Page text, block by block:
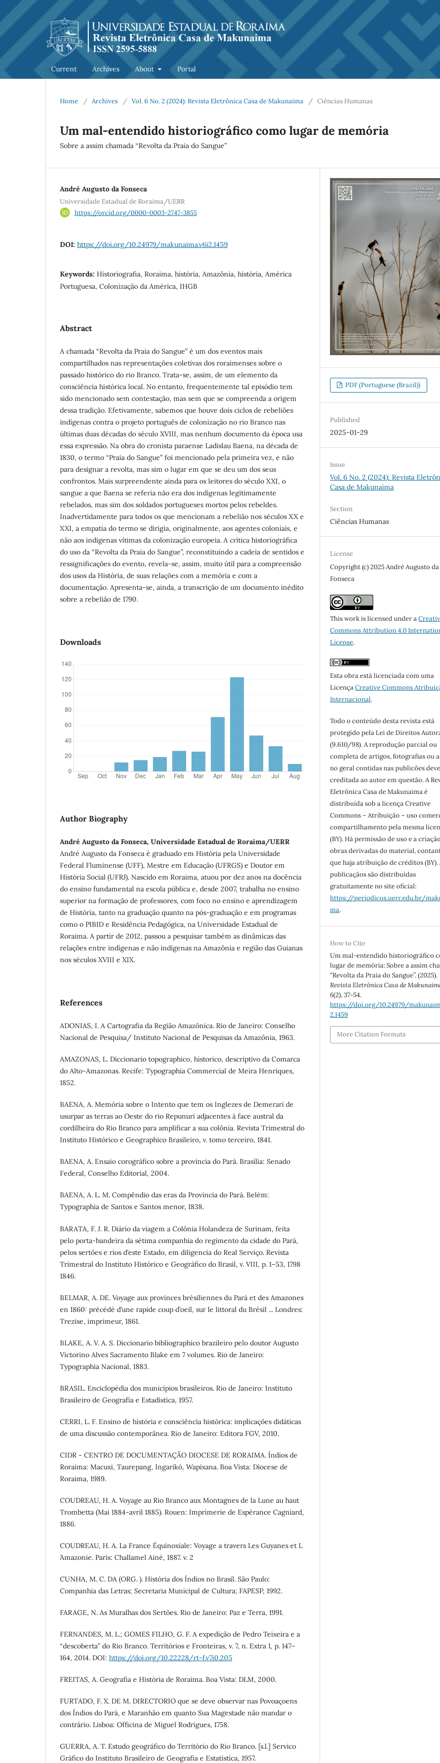
Current Archives About Portal
Home / Archives / Vol. 6 No. 2 (2024): Revista Eletrônica Casa de Makunaima / Ciências Humanas
Um mal-entendido historiográfico como lugar de memória
Sobre a assim chamada “Revolta da Praia do Sangue”
André Augusto da Fonseca
Universidade Estadual de Roraima/UERR
https://orcid.org/0000-0003-2747-3855
DOI: https://doi.org/10.24979/makunaima.v6i2.1459
Keywords: Historiografia, Roraima, história, Amazônia, história, América
Portuguesa, Colonização da América, IHGB
Abstract
A chamada “Revolta da Praia do Sangue” é um dos eventos mais
compartilhados nas representações coletivas dos roraimenses sobre o
passado histórico do rio Branco. Trata-se, assim, de um elemento da
consciência histórica local. No entanto, frequentemente tal episódio tem
sido mencionado sem contestação, mas sem que se compreenda a origem
dessa tradição. Efetivamente, sabemos que houve dois ciclos de rebeliões
indígenas contra o projeto português de colonização no rio Branco nas
últimas duas décadas do século XVIII, mas nenhum documento da época usa
essa expressão. Na obra do cronista paraense Ladislau Baena, na década de
1830, o termo “Praia do Sangue” foi mencionado pela primeira vez, e não
para designar a revolta, mas sim o lugar em que se deu um dos seus
confrontos. Mais surpreendente ainda para os leitores do século XXI, o
sangue a que Baena se referia não era dos indígenas legitimamente
rebelados, mas sim dos soldados portugueses mortos pelos rebeldes.
Inadvertidamente para todos os que mencionam a rebelião nos séculos XX e
XXI, a empatia do termo se dirigia, originalmente, aos agentes coloniais, e
não aos indígenas vítimas da colonização europeia. A crítica historiográfica
do uso da “Revolta da Praia do Sangue”, reconstituindo a cadeia de sentidos e
ressignificações do evento, revela-se, assim, muito útil para a compreensão
dos usos da História, de suas relações com a memória e com a
documentação. Apresenta-se, ainda, a transcrição de um documento inédito
sobre a rebelião de 1790.
Downloads
Author Biography
André Augusto da Fonseca, Universidade Estadual de Roraima/UERR
André Augusto da Fonseca é graduado em História pela Universidade
Federal Fluminense (UFF), Mestre em Educação (UFRGS) e Doutor em
História Social (UFRJ). Nascido em Roraima, atuou por dez anos na docência
do ensino fundamental na escola pública e, desde 2007, trabalha no ensino
superior na formação de professores, com foco no ensino e aprendizagem
de História, tanto na graduação quanto na pós-graduação e em programas
como o PIBID e Residência Pedagógica, na Universidade Estadual de
Roraima. A partir de 2012, passou a pesquisar também as dinâmicas das
relações entre indígenas e não indígenas na Amazônia e região das Guianas
nos séculos XVIII e XIX.
References
ADONIAS, I. A Cartografia da Região Amazônica. Rio de Janeiro: Conselho
Nacional de Pesquisa/ Instituto Nacional de Pesquisas da Amazônia, 1963.
AMAZONAS, L. Diccionario topographico, historico, descriptivo da Comarca
do Alto-Amazonas. Recife: Typographia Commercial de Meira Henriques,
1852.
BAENA, A. Memória sobre o Intento que tem os Inglezes de Demerari de
usurpar as terras ao Oeste do rio Repunuri adjacentes á face austral da
cordilheira do Rio Branco para amplificar a sua colônia. Revista Trimestral do
Instituto Histórico e Geographico Brasileiro, v. tomo terceiro, 1841.
BAENA, A. Ensaio corográfico sobre a província do Pará. Brasília: Senado
Federal, Conselho Editorial, 2004.
BAENA, A. L. M. Compêndio das eras da Província do Pará. Belém:
Typographia de Santos e Santos menor, 1838.
BARATA, F. J. R. Diário da viagem a Colônia Holandeza de Surinam, feita
pelo porta-bandeira da sétima companhia do regimento da cidade do Pará,
pelos sertões e rios d’este Estado, em diligencia do Real Serviço. Revista
Trimestral do Instituto Histórico e Geográfico do Brasil, v. VIII, p. 1–53, 1798
1846.
BELMAR, A. DE. Voyage aux provinces brésiliennes du Pará et des Amazones
en 1860: précédé d’une rapide coup d’oeil, sur le littoral du Brésil ... Londres:
Trezise, imprimeur, 1861.
BLAKE, A. V. A. S. Diccionario bibliographico brazileiro pelo doutor Augusto
Victorino Alves Sacramento Blake em 7 volumes. Rio de Janeiro:
Typographia Nacional, 1883.
BRASIL. Enciclopédia dos municípios brasileiros. Rio de Janeiro: Instituto
Brasileiro de Geografía e Estadística, 1957.
CERRI, L. F. Ensino de história e consciência histórica: implicações didáticas
de uma discussão contemporânea. Rio de Janeiro: Editora FGV, 2010.
CIDR - CENTRO DE DOCUMENTAÇÃO DIOCESE DE RORAIMA. Índios de
Roraima: Macuxi, Taurepang, Ingarikó, Wapixana. Boa Vista: Diocese de
Roraima, 1989.
COUDREAU, H. A. Voyage au Rio Branco aux Montagnes de la Lune au haut
Trombetta (Mai 1884-avril 1885). Rouen: Imprimerie de Espèrance Cagniard,
1886.
COUDREAU, H. A. La France Équinoxiale: Voyage a travers Les Guyanes et L
´Amazonie. Paris: Challamel Ainé, 1887. v. 2
CUNHA, M. C. DA (ORG. ). História dos Índios no Brasil. São Paulo:
Companhia das Letras; Secretaria Municipal de Cultura; FAPESP, 1992.
FARAGE, N. As Muralhas dos Sertões. Rio de Janeiro: Paz e Terra, 1991.
FERNANDES, M. L.; GOMES FILHO, G. F. A expedição de Pedro Teixeira e a
“descoberta” do Rio Branco. Territórios e Fronteiras, v. 7, n. Extra 1, p. 147–
164, 2014. DOI: https://doi.org/10.22228/rt-f.v7i0.205
FREITAS, A. Geografia e História de Roraima. Boa Vista: DLM, 2000.
FURTADO, F. X. DE M. DIRECTORIO que se deve observar nas Povoaçoens
dos Índios do Pará, e Maranhão em quanto Sua Magestade não mandar o
contrário. Lisboa: Officina de Miguel Rodrigues, 1758.
GUERRA, A. T. Estudo geográfico do Território do Rio Branco. [s.l.] Servico
Gráfico do Instituto Brasileiro de Geografia e Estatística, 1957.
PDF (Portuguese (Brazil))
Published
2025-01-29
Issue
Vol. 6 No. 2 (2024): Revista
Casa de Makunaima
Section
Ciências Humanas
License
Copyright (c) 2025 André Augusto da
Fonseca
This work is licensed under a
Commons Attribution 4.0
License.
Esta obra está licenciada com uma
LicençaCreative Commons
Internacional.
Todo o conteúdo desta revista está
protegido pela Lei de Direitos
(9.610/98). A reprodução parcial ou
completa de artigos, fotografias ou
no geral contidas nas publicões
creditada ao autor em questão. A
Eletrônica Casa de Makunaima é
distribuída sob a licença Creative
Commons – Atribuição – uso
compartilhamento pela mesma
(BY). Há permissão de uso e a
obras derivadas do material,
que haja atribuição de créditos (BY).
publicaçãos são distribuídas
gratuitamente no site oficial:
https://periodicos.uerr.edu.br/
ma.
How to Cite
Um mal-entendido historiográfico
lugar de memória: Sobre a assim
“Revolta da Praia do Sangue”. (2025).
Revista Eletrônica Casa de
6(2), 37-54.
https://doi.org/10.24979/
2.1459
More Citation Formats